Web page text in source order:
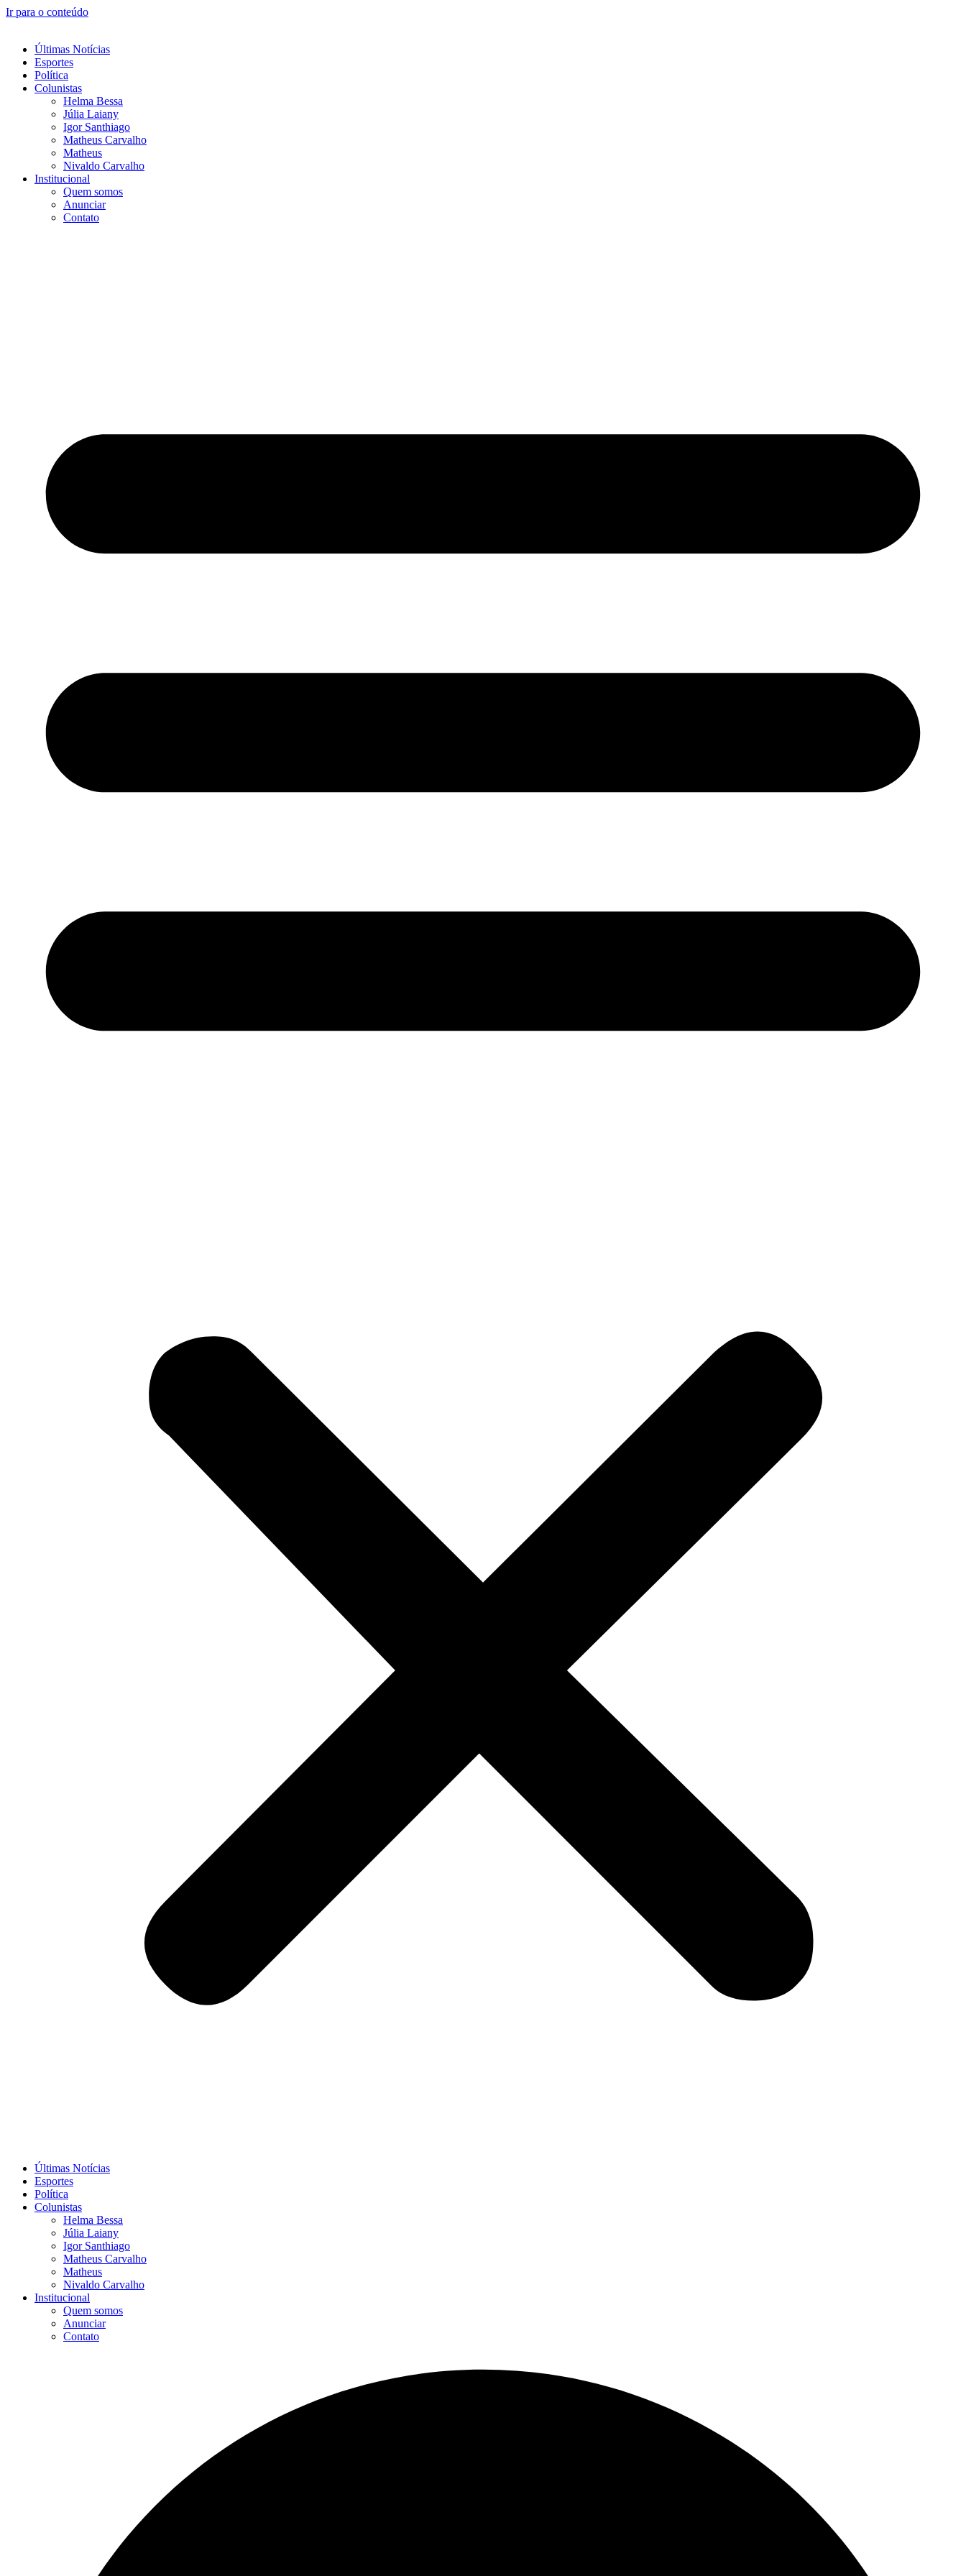
Ir para o conteúdo
Últimas Notícias
Esportes
Política
Colunistas
Helma Bessa
Júlia Laiany
Igor Santhiago
Matheus Carvalho
Matheus
Nivaldo Carvalho
Institucional
Quem somos
Anunciar
Contato
Últimas Notícias
Esportes
Política
Colunistas
Helma Bessa
Júlia Laiany
Igor Santhiago
Matheus Carvalho
Matheus
Nivaldo Carvalho
Institucional
Quem somos
Anunciar
Contato